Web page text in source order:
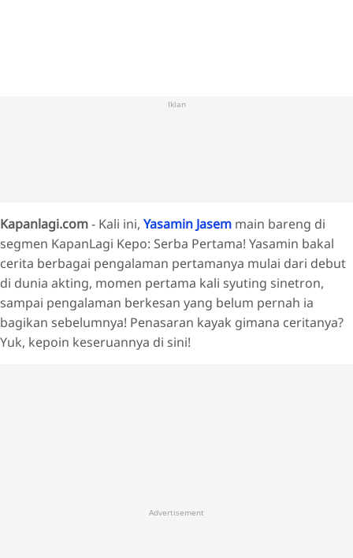
Iklan
Kapanlagi.com- Kali ini, Yasamin Jasem main bareng di
segmen KapanLagi Kepo: Serba Pertama! Yasamin bakal
cerita berbagai pengalaman pertamanya mulai dari debut
di dunia akting, momen pertama kali syuting sinetron,
sampai pengalaman berkesan yang belum pernah ia
bagikan sebelumnya! Penasaran kayak gimana ceritanya?
Yuk, kepoin keseruannya di sini!
Advertisement